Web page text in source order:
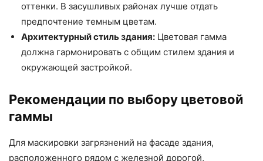
оттенки. В засушливых районах лучше отдать
предпочтение темным цветам.
Архитектурный стиль здания: Цветовая гамма
должна гармонировать с общим стилем здания и
окружающей застройкой.
Рекомендации по выбору цветовой
гаммы
Для маскировки загрязнений на фасаде здания,
расположенного рядом с железной дорогой,